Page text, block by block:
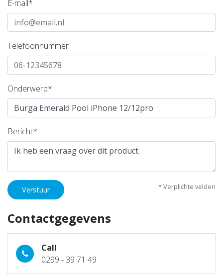
E-mail*
Telefoonnummer
Onderwerp*
Bericht*
Verstuur * Verplichte velden
Contactgegevens
Call
0299 - 39 71 49